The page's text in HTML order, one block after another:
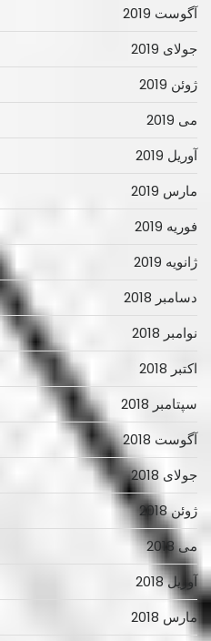
آگوست 2019
جولای 2019
ژوئن 2019
می 2019
آوریل 2019
مارس 2019
فوریه 2019
ژانویه 2019
دسامبر 2018
نوامبر 2018
اکتبر 2018
سپتامبر 2018
آگوست 2018
جولای 2018
ژوئن 2018
می 2018
آوریل 2018
مارس 2018